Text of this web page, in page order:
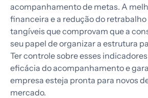
acompanhamento de metas. A
financeira e a redução do
tangíveis que comprovam que a
seu papel de organizar a estrutura
Ter controle sobre esses indicadores
eficácia do acompanhamento e
empresa esteja pronta para novos
mercado.